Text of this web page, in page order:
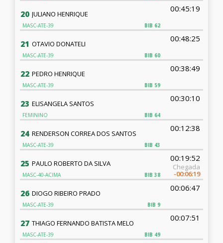
20
BIB 62
JULIANO HENRIQUE
00:45:19
MASC-ATE-39
21
BIB 60
OTAVIO DONATELI
00:48:25
MASC-ATE-39
22
BIB 59
PEDRO HENRIQUE
00:38:49
MASC-ATE-39
23
BIB 64
ELISANGELA SANTOS
00:30:10
FEMININO
24
BIB 43
RENDERSON CORREA DOS SANTOS
00:12:38
MASC-ATE-39
25
BIB 38
PAULO ROBERTO DA SILVA
00:19:52
Chegada
-00:06:19
MASC-40-ACIMA
26
BIB 9
DIOGO RIBEIRO PRADO
00:06:47
MASC-ATE-39
27
BIB 49
THIAGO FERNANDO BATISTA MELO
00:07:51
MASC-ATE-39